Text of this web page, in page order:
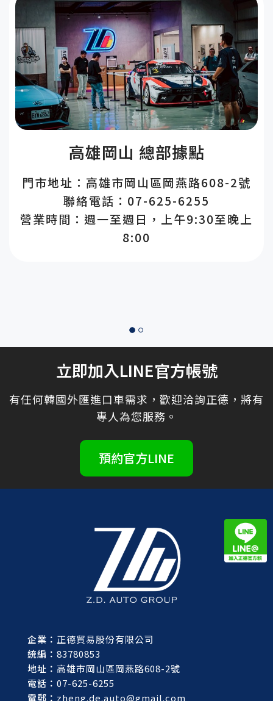
高雄岡山 總部據點
門市地址：高雄市岡山區岡燕路608-2號
聯絡電話：07-625-6255
營業時間：週一至週日，上午9:30至晚上
8:00
立即加入LINE官方帳號
有任何韓國外匯進口車需求，歡迎洽詢正德，將有
專人為您服務。
預約官方LINE
企業： 正德貿易股份有限公司
統編： 83780853
地址： 高雄市岡山區岡燕路608-2號
電話： 07-625-6255
電郵： zheng.de.auto@gmail.com